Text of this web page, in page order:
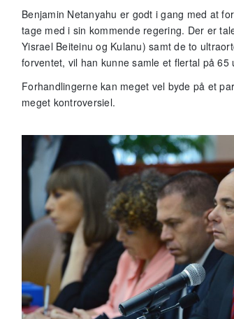
Benjamin Netanyahu er godt i gang med at
tage med i sin kommende regering. Der er
Yisrael Beiteinu og Kulanu) samt de to
forventet, vil han kunne samle et flertal på 65
Forhandlingerne kan meget vel byde på et
meget kontroversiel.